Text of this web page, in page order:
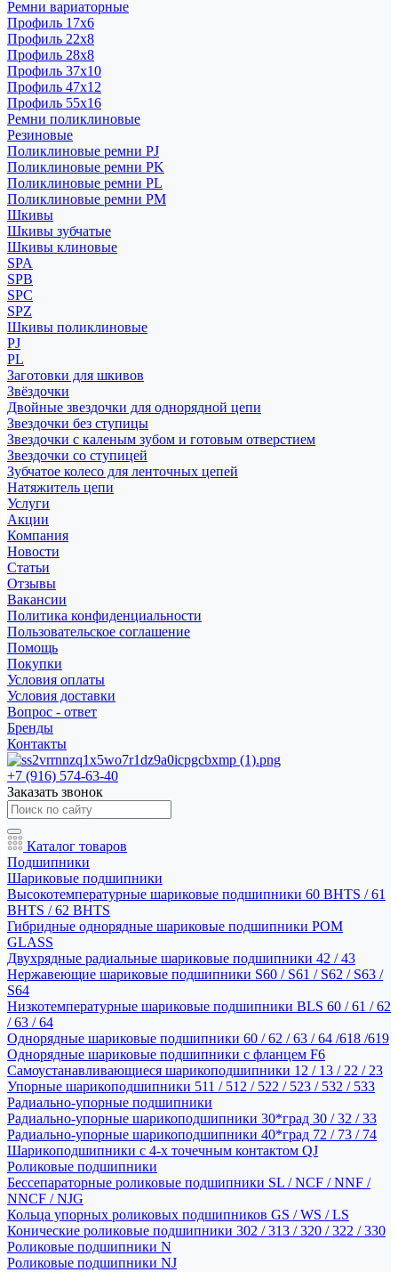
Ремни вариаторные
Профиль 17x6
Профиль 22x8
Профиль 28x8
Профиль 37x10
Профиль 47x12
Профиль 55x16
Ремни поликлиновые
Резиновые
Поликлиновые ремни PJ
Поликлиновые ремни PK
Поликлиновые ремни PL
Поликлиновые ремни PM
Шкивы
Шкивы зубчатые
Шкивы клиновые
SPA
SPB
SPC
SPZ
Шкивы поликлиновые
PJ
PL
Заготовки для шкивов
Звёздочки
Двойные звездочки для однорядной цепи
Звездочки без ступицы
Звездочки с каленым зубом и готовым отверстием
Звездочки со ступицей
Зубчатое колесо для ленточных цепей
Натяжитель цепи
Услуги
Акции
Компания
Новости
Статьи
Отзывы
Вакансии
Политика конфиденциальности
Пользовательское соглашение
Помощь
Покупки
Условия оплаты
Условия доставки
Вопрос - ответ
Бренды
Контакты
+7 (916) 574-63-40
Заказать звонок
Каталог товаров
Подшипники
Шариковые подшипники
Высокотемпературные шариковые подшипники 60 BHTS / 61
BHTS / 62 BHTS
Гибридные однорядные шариковые подшипники POM
GLASS
Двухрядные радиальные шариковые подшипники 42 / 43
Нержавеющие шариковые подшипники S60 / S61 / S62 / S63 /
S64
Низкотемпературные шариковые подшипники BLS 60 / 61 / 62
/ 63 / 64
Однорядные шариковые подшипники 60 / 62 / 63 / 64 /618 /619
Однорядные шариковые подшипники с фланцем F6
Самоустанавливающиеся шарикоподшипники 12 / 13 / 22 / 23
Упорные шарикоподшипники 511 / 512 / 522 / 523 / 532 / 533
Радиально-упорные подшипники
Радиально-упорные шарикоподшипники 30*град 30 / 32 / 33
Радиально-упорные шарикоподшипники 40*град 72 / 73 / 74
Шарикоподшипники с 4-х точечным контактом QJ
Роликовые подшипники
Бессепараторные роликовые подшипники SL / NCF / NNF /
NNCF / NJG
Кольца упорных роликовых подшипников GS / WS / LS
Конические роликовые подшипники 302 / 313 / 320 / 322 / 330
Роликовые подшипники N
Роликовые подшипники NJ